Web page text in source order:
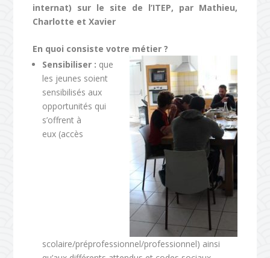
internat) sur le site de l’ITEP, par Mathieu,
Charlotte et Xavier
En quoi consiste votre métier ?
Sensibiliser : que
les jeunes soient
sensibilisés aux
opportunités qui
s’offrent à
eux (accès
scolaire/préprofessionnel/professionnel) ainsi